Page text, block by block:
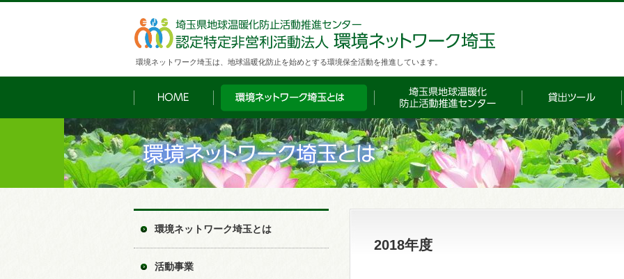
環境ネットワーク埼玉は、地球温暖化防止を始めとする環境保全活動を推進しています。
2018年度
環境ネットワーク埼玉とは
活動事業